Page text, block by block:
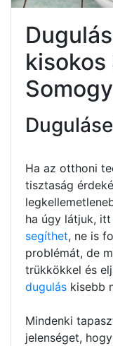
Ha az otthoni
tisztaság
ha úgy látjuk,
segíthet, ne is
problémát, de
trükkökkel és
dugulás kisebb
Mindenki
jelenséget,